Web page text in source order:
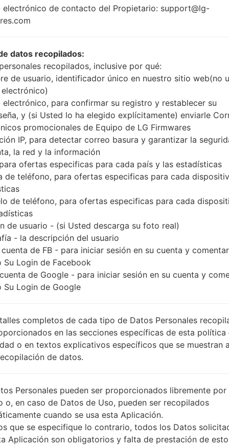
MSM8996
Buy accessories on
Página principal →Serie →LG G5 →LGH850AR
electrónico de contacto del Propietario: support@lg-
datos recopilados:
recopilados, inclusive por qué:
de usuario, identificador único en nuestro sitio web(no
electrónico, para confirmar su registro y restablecer su
y (si Usted lo ha elegido explícitamente) enviarle
promocionales de Equipo de LG Firmwares
IP, para detectar correo basura y garantizar la
la red y la información
ofertas especificas para cada país y las estadísticas
de teléfono, para ofertas especificas para cada
de teléfono, para ofertas especificas para cada
de usuario - (si Usted descarga su foto real)
- la descripción del usuario
cuenta de FB - para iniciar sesión en su cuenta y comentar
Su Login de Facebook
de Google - para iniciar sesión en su cuenta y
Su Login de Google
completos de cada tipo de Datos Personales
en las secciones específicas de esta política
o en textos explicativos específicos que se muestran
de datos.
Personales pueden ser proporcionados libremente por
o, en caso de Datos de Uso, pueden ser recopilados
cuando se usa esta Aplicación.
que se especifique lo contrario, todos los Datos
Aplicación son obligatorios y falta de prestación de